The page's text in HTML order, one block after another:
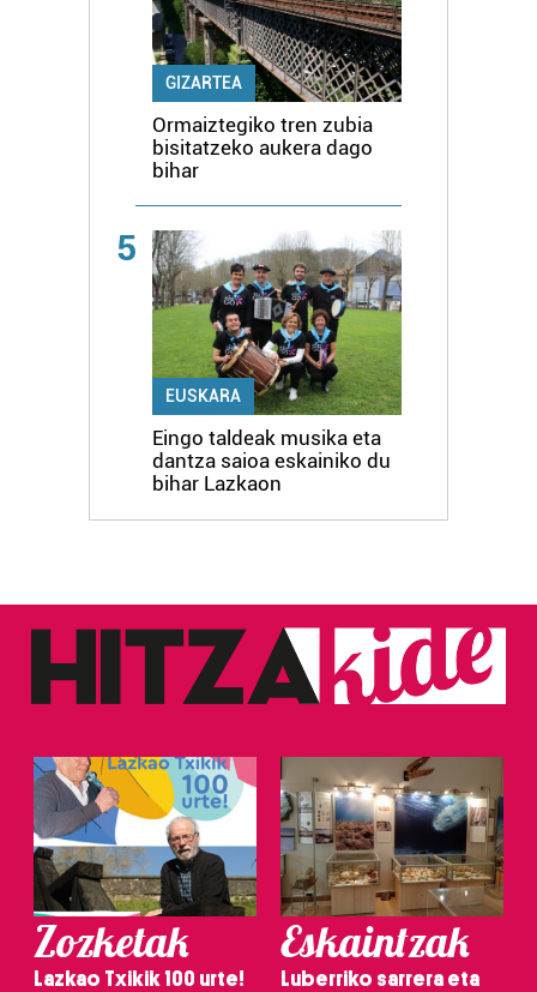
GIZARTEA
Ormaiztegiko tren zubia
bisitatzeko aukera dago
bihar
5
EUSKARA
Eingo taldeak musika eta
dantza saioa eskainiko du
bihar Lazkaon
Zozketak
Lazkao Txikik 100 urte!
Eskaintzak
Luberriko sarrera eta